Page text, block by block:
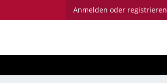
Anmelden oder registrieren